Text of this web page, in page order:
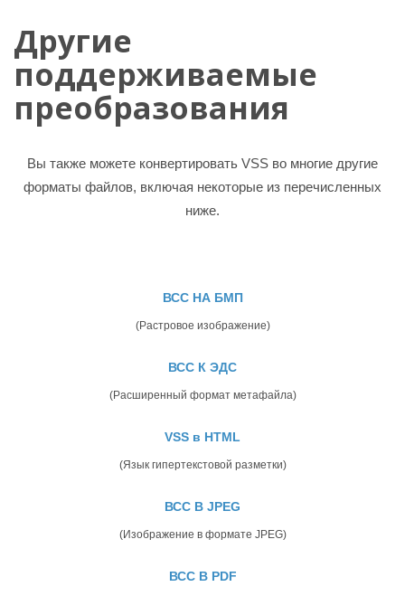
Другие
поддерживаемые
преобразования
Вы также можете конвертировать VSS во многие другие
форматы файлов, включая некоторые из перечисленных
ниже.
ВСС НА БМП
(Растровое изображение)
ВСС К ЭДС
(Расширенный формат метафайла)
VSS в HTML
(Язык гипертекстовой разметки)
ВСС В JPEG
(Изображение в формате JPEG)
ВСС В PDF